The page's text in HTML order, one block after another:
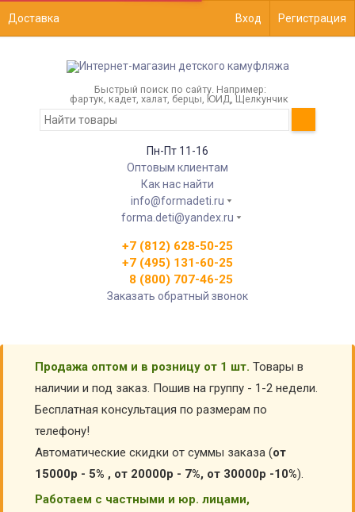
Доставка Вход Регистрация
Быстрый поиск по сайту. Например:
фартук, кадет, халат, берцы, ЮИД, Щелкунчик
Пн-Пт 11-16
Оптовым клиентам
Как нас найти
info@formadeti.ru
forma.deti@yandex.ru
+7 (812) 628-50-25
+7 (495) 131-60-25
8 (800) 707-46-25
Заказать обратный звонок
Продажа оптом и в розницу от 1 шт. Товары в
наличии и под заказ. Пошив на группу - 1-2 недели.
Бесплатная консультация по размерам по
телефону!
Автоматические скидки от суммы заказа (от
15000р - 5% , от 20000р - 7%, от 30000р -10%).
Работаем с частными и юр. лицами,